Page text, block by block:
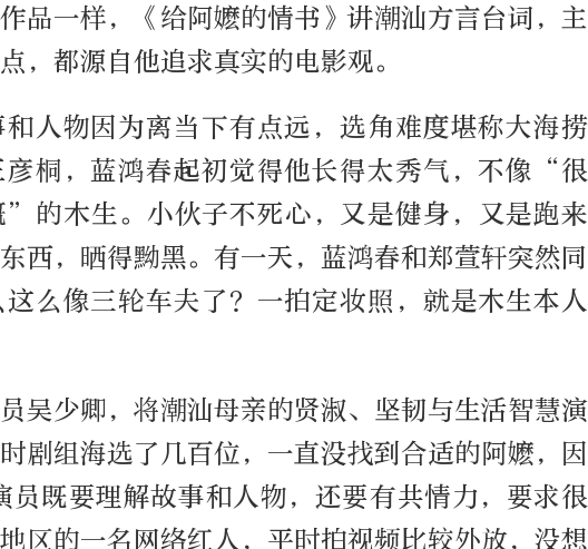
品一样，《给阿嬷的情书》讲潮汕方言台词，主
，都源自他追求真实的电影观。
人物因为离当下有点远，选角难度堪称大海捞
彦桐，蓝鸿春起初觉得他长得太秀气，不像“很
的木生。小伙子不死心，又是健身，又是跑来
西，晒得黝黑。有一天，蓝鸿春和郑萱轩突然同
么像三轮车夫了？一拍定妆照，就是木生本人
吴少卿，将潮汕母亲的贤淑、坚韧与生活智慧演
剧组海选了几百位，一直没找到合适的阿嬷，因
既要理解故事和人物，还要有共情力，要求很
区的一名网络红人，平时拍视频比较外放，没想